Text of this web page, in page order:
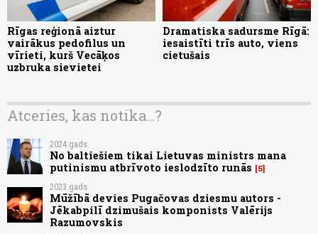
Rīgas reģionā aiztur
vairākus pedofilus un
vīrieti, kurš Vecāķos
uzbruka sievietei
Dramatiska sadursme Rīgā:
iesaistīti trīs auto, viens
cietušais
Atceries, kas notika...?
2024.gads
No baltiešiem tikai Lietuvas ministrs mana
putinismu atbrīvoto ieslodzīto runās
5
2023.gads
Mūžībā devies Pugačovas dziesmu autors -
Jēkabpilī dzimušais komponists Valērijs
Razumovskis